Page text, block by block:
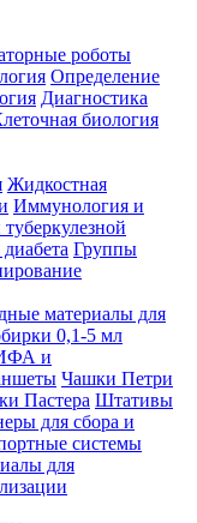
роботы
Определение
Диагностика
биология
Жидкостная
Иммунология и
Группы
материалы для
0,1-5 мл
и
Чашки Петри
Пастера Штативы
для сбора и
системы
для